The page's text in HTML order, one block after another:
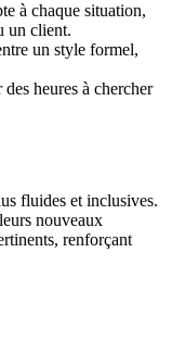
à chaque situation,
un client.
un style formel,
des heures à chercher
fluides et inclusives.
nouveaux
renforçant